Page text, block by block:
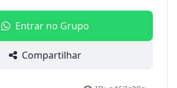
Entrar no Grupo
Compartilhar